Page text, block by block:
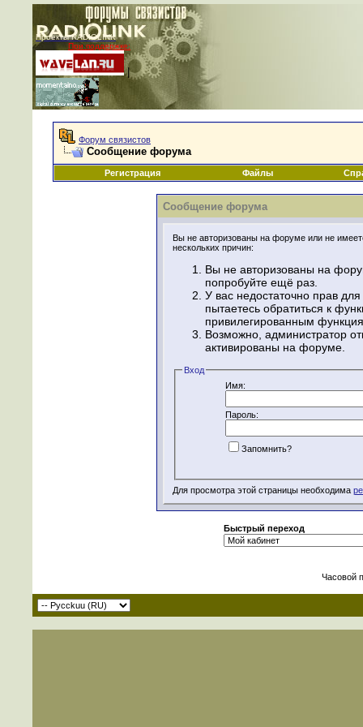
Проекты RADIOLINK
При поддержке:
|
Форум связистов
Сообщение форума
Регистрация Файлы
Сообщение форума
Вы не авторизованы на форуме или не
нескольких причин:
Вы не авторизованы на
попробуйте ещё раз.
У вас недостаточно прав
пытаетесь обратиться к
привилегированным
Возможно, администратор
активированы на форуме.
Вход
Имя:
Пароль:
Запомнить?
Для просмотра этой страницы необходима
Быстрый переход
Часовой